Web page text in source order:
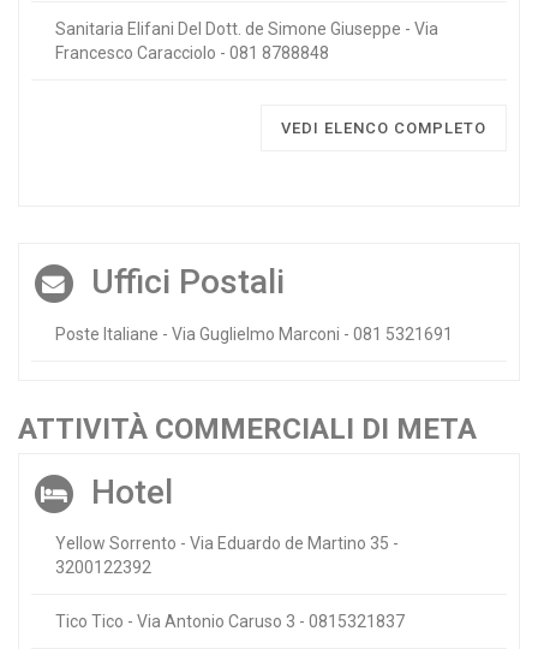
Sanitaria Elifani Del Dott. de Simone Giuseppe - Via
Francesco Caracciolo - 081 8788848
VEDI ELENCO COMPLETO
Uffici Postali
Poste Italiane - Via Guglielmo Marconi - 081 5321691
ATTIVITÀ COMMERCIALI DI META
Hotel
Yellow Sorrento - Via Eduardo de Martino 35 -
3200122392
Tico Tico - Via Antonio Caruso 3 - 0815321837